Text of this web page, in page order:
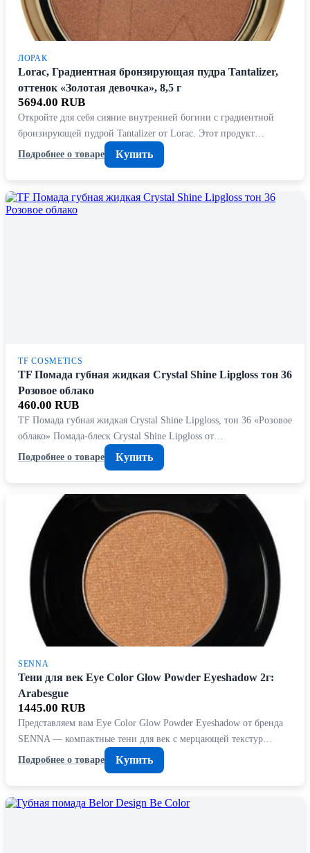
ЛОРАК
Lorac, Градиентная бронзирующая пудра Tantalizer,
оттенок «Золотая девочка», 8,5 г
5694.00 RUB
Откройте для себя сияние внутренней богини с градиентной
бронзирующей пудрой Tantalizer от Lorac. Этот продукт…
Подробнее о товаре
Купить
TF COSMETICS
TF Помада губная жидкая Crystal Shine Lipgloss тон 36
Розовое облако
460.00 RUB
TF Помада губная жидкая Crystal Shine Lipgloss, тон 36 «Розовое
облако» Помада-блеск Crystal Shine Lipgloss от…
Подробнее о товаре
Купить
SENNA
Тени для век Eye Color Glow Powder Eyeshadow 2г:
Arabesgue
1445.00 RUB
Представляем вам Eye Color Glow Powder Eyeshadow от бренда
SENNA — компактные тени для век с мерцающей текстур…
Подробнее о товаре
Купить